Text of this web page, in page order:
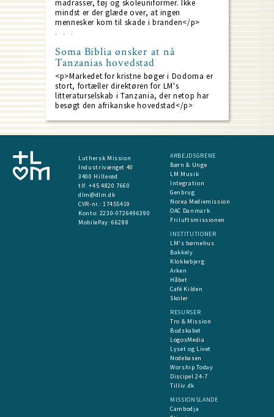
madrasser, tøj og skoleuniformer. Ikke
mindst er der glæde over, at ingen
mennesker kom til skade i branden</p>
Soma Biblia ønsker at nå
Tanzanias hovedstad
<p>Markedet for kristne bøger i Dodoma er
stort, fortæller direktøren for LM's
litteraturselskab i Tanzania, der netop har
besøgt den afrikanske hovedstad</p>
Luthersk Mission
Industrivænget 40
3400 Hillerød
tlf. +45 4820 7660
dlm@dlm.dk
CVR-nr.: 17455419
​Konto: 2230-0726496390
MobilePay:66288
ARBEJDSGRENE
Børn & Unge
LM Musik
Integration
Genbrug
Norea Mediemission
OAC Danmark
Friluftsmissionen
INSTITUTIONER
LM's børnehus
Bakkely
Klokkebjerg
Arken
Håbet
Café Kilden
Skoler
RESURSER
Tro & Mission
Budskabet
LogosMedia
Lyset og Livet
Nodebasen
Worship Today
Discipel 24-7
Tilliv.dk
MISSIONSLANDE
Cambodja